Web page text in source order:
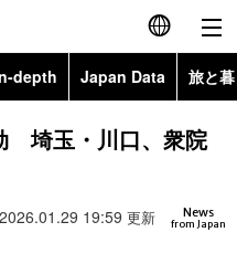
English
简体字
depth Japan Data 旅と
Topics
埼玉・川口、衆院
News
from Japan
19:59 更新